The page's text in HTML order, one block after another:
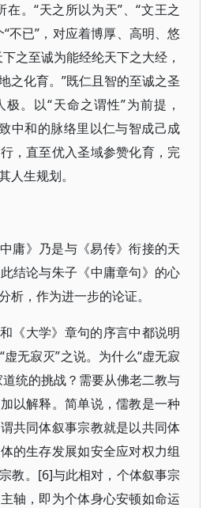
在。“天之所以为天”、“文王之
不已”，对应着博厚、高明、悠
之至诚为能经纶天下之大经，
之化育。”既仁且智的至诚之圣
。以“天命之谓性”为前提，
中和的脉络里以仁与智成己成
，直至优入圣域参赞化育，完
人生规划。
庸》乃是与《易传》衔接的天
结论与朱子《中庸章句》的心
析，作为进一步的论证。
《大学》章句的序言中都说明
无寂灭”之说。为什么“虚无寂
统的挑战？需要从佛老二教与
以解释。简单说，儒教是一种
共同体叙事宗教就是以共同体
的生存发展如安全应对权力组
教。[6]与此相对，个体叙事宗
轴，即为个体身心安顿如命运